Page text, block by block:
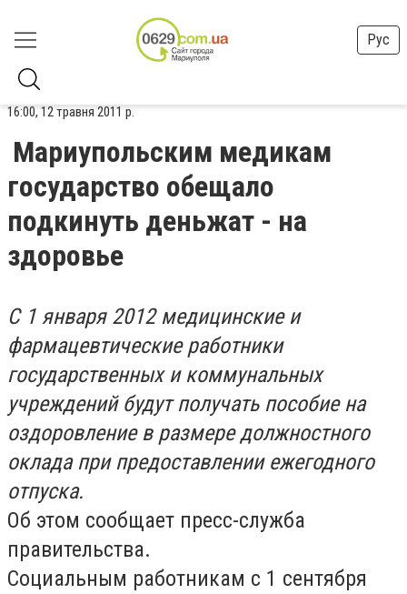
Рус
16:00, 12 травня 2011 р.
Мариупольским медикам
государство обещало
подкинуть деньжат - на
здоровье
С 1 января 2012 медицинские и
фармацевтические работники
государственных и коммунальных
учреждений будут получать пособие на
оздоровление в размере должностного
оклада при предоставлении ежегодного
отпуска.
Об этом сообщает пресс-служба
правительства.
Социальным работникам с 1 сентября